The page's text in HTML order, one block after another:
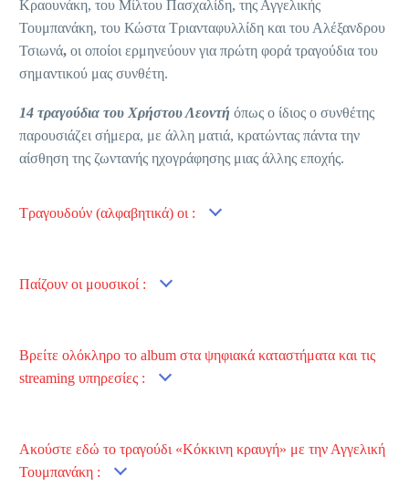
Κραουνάκη, του Μίλτου Πασχαλίδη, της Αγγελικής
Τουμπανάκη, του Κώστα Τριανταφυλλίδη και του Αλέξανδρου
Τσιωνά, οι οποίοι ερμηνεύουν για πρώτη φορά τραγούδια του
σημαντικού μας συνθέτη.
14 τραγούδια του Χρήστου Λεοντή όπως ο ίδιος ο συνθέτης
παρουσιάζει σήμερα, με άλλη ματιά, κρατώντας πάντα την
αίσθηση της ζωντανής ηχογράφησης μιας άλλης εποχής.
Τραγουδούν (αλφαβητικά) οι :
Παίζουν οι μουσικοί :
Βρείτε oλόκληρο το album στα ψηφιακά καταστήματα και τις
streaming υπηρεσίες :
Aκούστε εδώ το τραγούδι «Κόκκινη κραυγή» με την Αγγελική
Τουμπανάκη :